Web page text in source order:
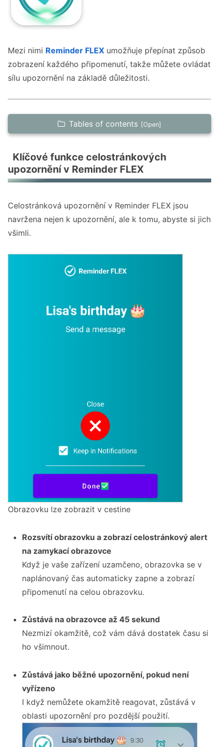
Mezi nimi Reminder FLEX umožňuje přepínat způsob
zobrazení každého připomenutí, takže můžete ovládat
sílu upozornění na základě důležitosti.
Tables of contents
Reminder FLEX
Často kladené dotazy k celostránkovým
Případy použití podle scénáře
1. Když potřebujete něco zaznamenat bez
2. Správa úkolů pro lidi, kteří mají tendenci
přehlížet upozornění (např. s ADHD)
Klíčové funkce celostránkových
upozornění v Reminder FLEX
Celostránková upozornění v Reminder FLEX jsou
navržena nejen k upozornění, ale k tomu, abyste si jich
všimli.
Obrazovku lze zobrazit v cestine
Rozsvítí obrazovku a zobrazí celostránkový alert
na zamykací obrazovce
Když je vaše zařízení uzamčeno, obrazovka se v
naplánovaný čas automaticky zapne a zobrazí
připomenutí na celou obrazovku.
Zůstává na obrazovce až 45 sekund
Nezmizí okamžitě, což vám dává dostatek času si
ho všimnout.
Zůstává jako běžné upozornění, pokud není
vyřízeno
I když nemůžete okamžitě reagovat, zůstává v
oblasti upozornění pro pozdější použití.